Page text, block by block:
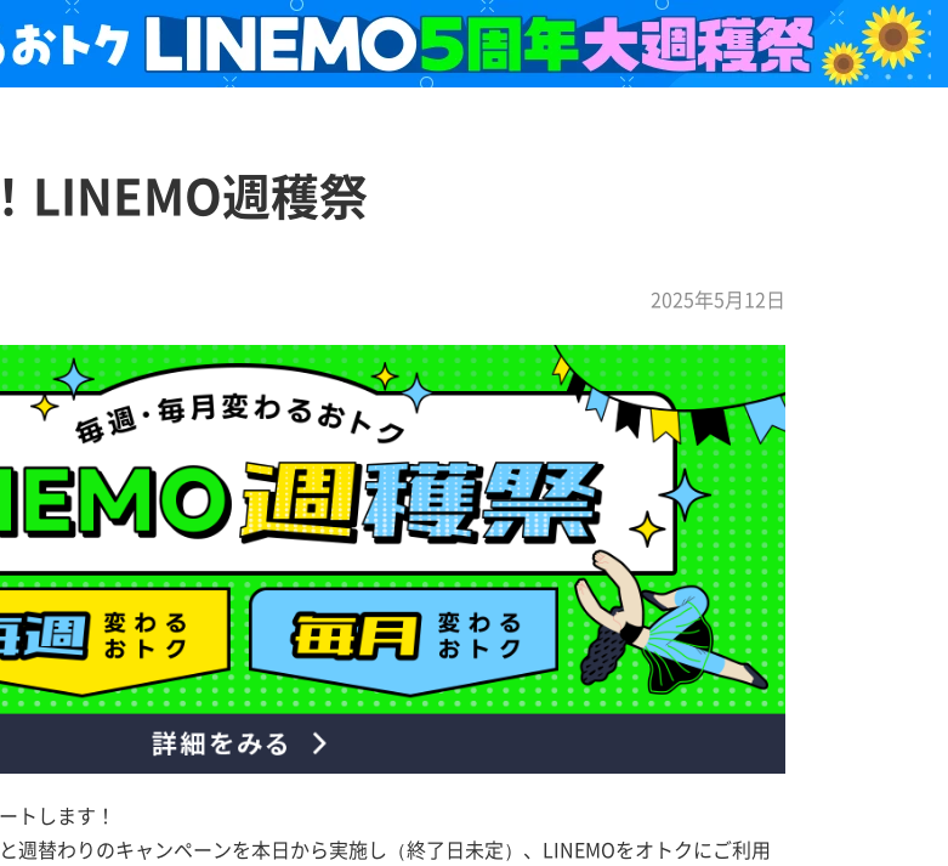
LINEMO週穫祭
2025年5月12日
トします！
週替わりのキャンペーンを本日から実施し（終了日未定）、LINEMOをオトクにご利用